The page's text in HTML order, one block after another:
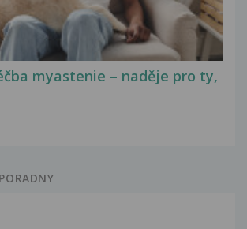
myastenie – naděje pro ty,